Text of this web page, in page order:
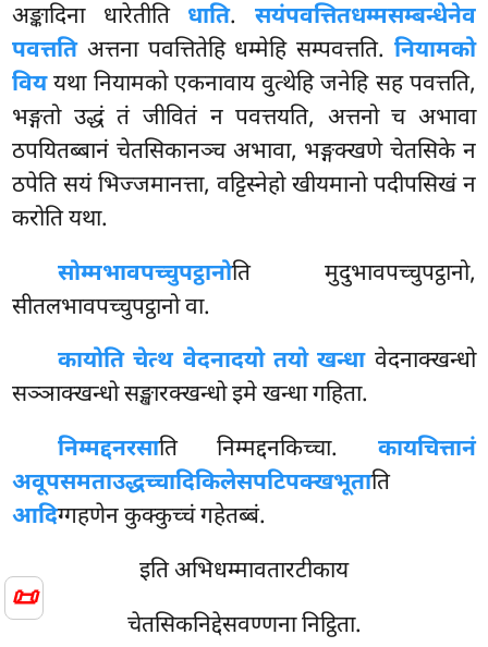
📜
अङ्कादिना धारेतीति धाति. सयंपवत्तितधम्मसम्बन्धेनेव
पवत्ततिअत्तना पवत्तितेहि धम्मेहि सम्पवत्तति. नियामको
विययथा नियामको एकनावाय वुत्थेहि जनेहि सह पवत्तति,
भङ्गतो उद्धं तं जीवितं न पवत्तयति, अत्तनो च अभावा
ठपयितब्बानं चेतसिकानञ्च अभावा, भङ्गक्खणे चेतसिके न
ठपेति सयं भिज्जमानत्ता, वट्टिस्नेहो खीयमानो पदीपसिखं न
करोति यथा.
सोम्मभावपच्चुपट्ठानोति मुदुभावपच्चुपट्ठानो,
सीतलभावपच्चुपट्ठानो वा.
कायोति चेत्थ वेदनादयो तयो खन्धावेदनाक्खन्धो
सञ्ञाक्खन्धो सङ्खारक्खन्धो इमे खन्धा गहिता.
निम्मद्दनरसाति निम्मद्दनकिच्चा. कायचित्तानं
अवूपसमताउद्धच्चादिकिलेसपटिपक्खभूताति
आदिग्गहणेन कुक्कुच्चं गहेतब्बं.
इति अभिधम्मावतारटीकाय
चेतसिकनिद्देसवण्णना निट्ठिता.